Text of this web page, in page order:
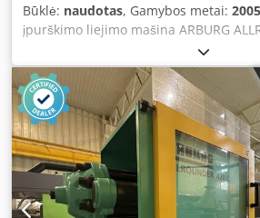
Būklė: naudotas, Gamybos metai: 2005
įpurškimo liejimo mašina ARBURG
270S Galima išardyti patiems Spalva:
atsižvelgiant į nuotraukas ir apžiūrą
Pagaminimo metai: 2005 Mašinos
Matmenys (ilgis/plotis/aukštis):
naudota